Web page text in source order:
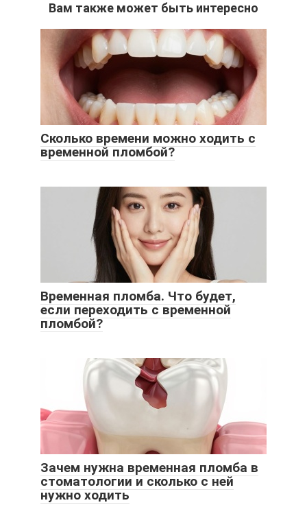
Вам также может быть интересно
Сколько времени можно ходить с
временной пломбой?
Временная пломба. Что будет,
если переходить с временной
пломбой?
Зачем нужна временная пломба в
стоматологии и сколько с ней
нужно ходить